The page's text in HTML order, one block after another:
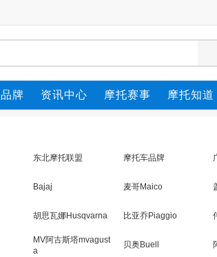
牌 资讯中心 摩托赛事 摩托知道
东北摩托联盟 摩托车品牌
Bajaj 麦哥Maico
胡思瓦娜Husqvarna 比亚乔Piaggio
MV阿古斯塔mvagust
a
贝奥Buell